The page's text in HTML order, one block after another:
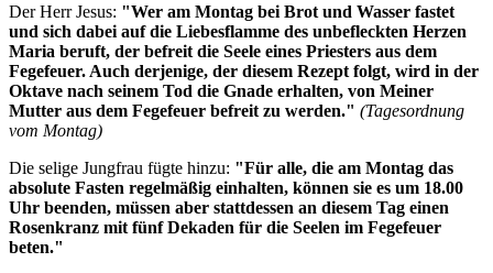
Der Herr Jesus: "Wer am Montag bei Brot und Wasser fastet
und sich dabei auf die Liebesflamme des unbefleckten Herzen
Maria beruft, der befreit die Seele eines Priesters aus dem
Fegefeuer. Auch derjenige, der diesem Rezept folgt, wird in der
Oktave nach seinem Tod die Gnade erhalten, von Meiner
Mutter aus dem Fegefeuer befreit zu werden." (Tagesordnung
vom Montag)
Die selige Jungfrau fügte hinzu: "Für alle, die am Montag das
absolute Fasten regelmäßig einhalten, können sie es um 18.00
Uhr beenden, müssen aber stattdessen an diesem Tag einen
Rosenkranz mit fünf Dekaden für die Seelen im Fegefeuer
beten."